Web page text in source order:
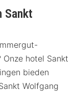
Sankt
hotel Sankt
bieden
Wolfgang